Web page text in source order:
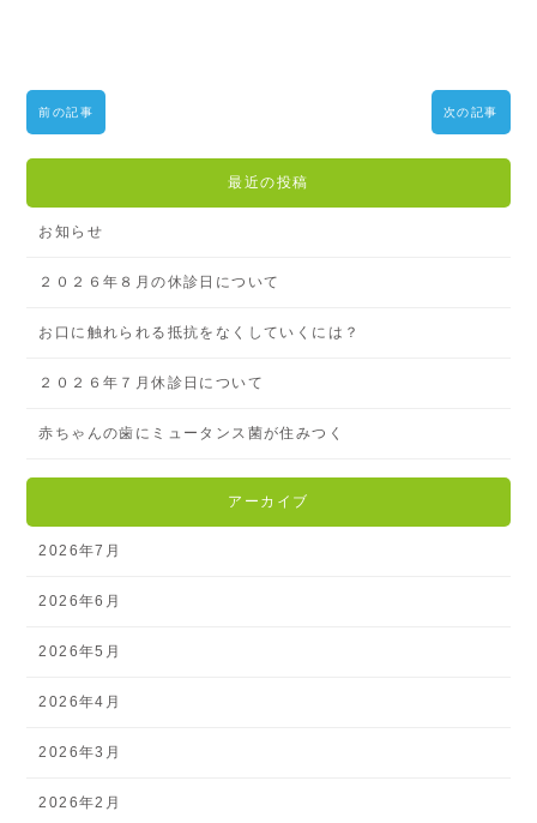
前の記事 次の記事
最近の投稿
お知らせ
２０２６年８月の休診日について
お口に触れられる抵抗をなくしていくには？
２０２６年７月休診日について
赤ちゃんの歯にミュータンス菌が住みつく
アーカイブ
2026年7月
2026年6月
2026年5月
2026年4月
2026年3月
2026年2月